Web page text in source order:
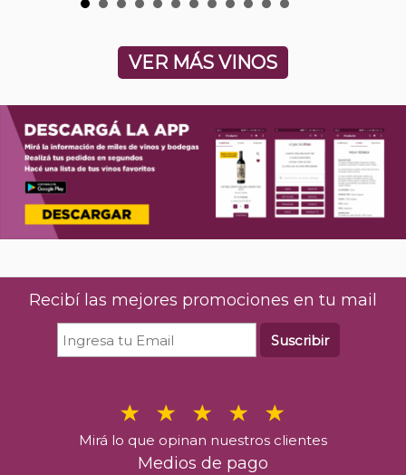
VER MÁS VINOS
Recibí las mejores promociones en tu mail
Suscribir
Mirá lo que opinan nuestros clientes
Medios de pago